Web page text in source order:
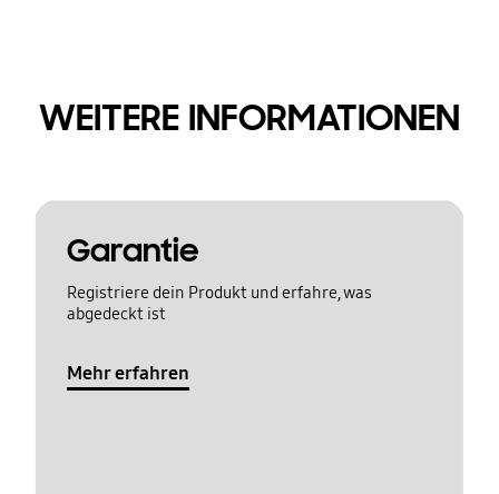
WEITERE INFORMATIONEN
Garantie
Registriere dein Produkt und erfahre, was
abgedeckt ist
Mehr erfahren